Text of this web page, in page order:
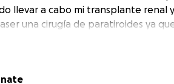
llevar a cabo mi transplante renal
una cirugía de paratiroides ya
en la enfermedad.
hoy lo eh echo pero sin cansarme